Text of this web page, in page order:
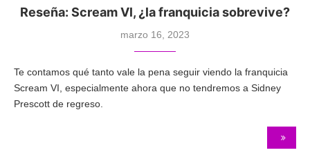
Reseña: Scream Vl, ¿la franquicia sobrevive?
marzo 16, 2023
Te contamos qué tanto vale la pena seguir viendo la franquicia
Scream VI, especialmente ahora que no tendremos a Sidney
Prescott de regreso.